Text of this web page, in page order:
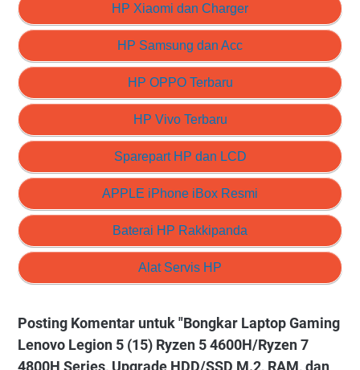
HP Xiaomi dan Charger
HP Samsung dan Acc
HP OPPO Terbaru
HP Vivo Terbaru
Sparepart HP dan LCD
APPLE iPhone iBox Resmi
Baterai HP Rakkipanda
Alat Servis HP
Posting Komentar untuk "Bongkar Laptop Gaming
Lenovo Legion 5 (15) Ryzen 5 4600H/Ryzen 7
4800H Series, Upgrade HDD/SSD M.2, RAM, dan